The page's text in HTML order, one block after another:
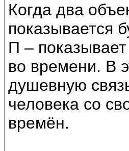
Когда два
показывается
П –
во времени. В
душевную
человека со
времён.